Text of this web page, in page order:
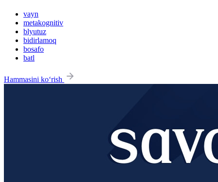
vayn
metakognitiv
blyutuz
bidirlamoq
bosafo
batl
Hammasini ko‘rish